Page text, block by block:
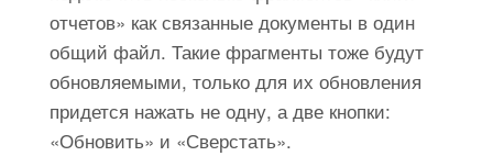
отчетов» как связанные документы в один
общий файл. Такие фрагменты тоже будут
обновляемыми, только для их обновления
придется нажать не одну, а две кнопки:
«Обновить» и «Сверстать».